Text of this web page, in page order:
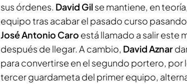
sus órdenes. David Gilse mantiene, en
equipo tras acabar el pasado curso
José Antonio Caro está llamado a salir este
después de llegar. A cambio, David Aznar
para convertirse en el segundo portero, por
tercer guardameta del primer equipo,